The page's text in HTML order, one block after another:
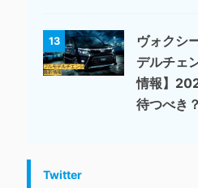
13
ヴォクシ
デルチェ
情報】
待つべき？
Twitter